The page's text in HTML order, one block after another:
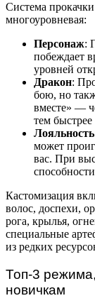
Система
многоуровневая:
Персонаж:
побеждает
уровней
Дракон:
бою, но
вместе» —
тем быстрее
Лояльность
может
вас. При
Кастомизация
волос, доспехи,
рога, крылья,
специальные
из редких
Топ-3
новичкам